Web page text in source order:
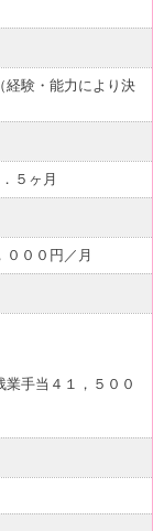
経験・能力により決
５ヶ月
００円／月
手当４１，５００